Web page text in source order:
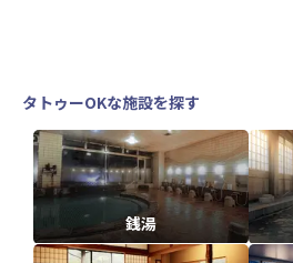
タトゥーOKな施設を探す
銭湯